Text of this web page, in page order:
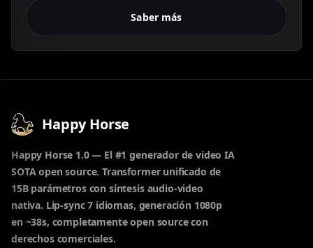
Saber más
Happy Horse
Happy Horse 1.0 — El #1 generador de video IA
SOTA open source. Transformer unificado de
15B parámetros con síntesis audio-video
nativa. Lip-sync 7 idiomas, generación 1080p
en ~38s, completamente open source con
derechos comerciales.